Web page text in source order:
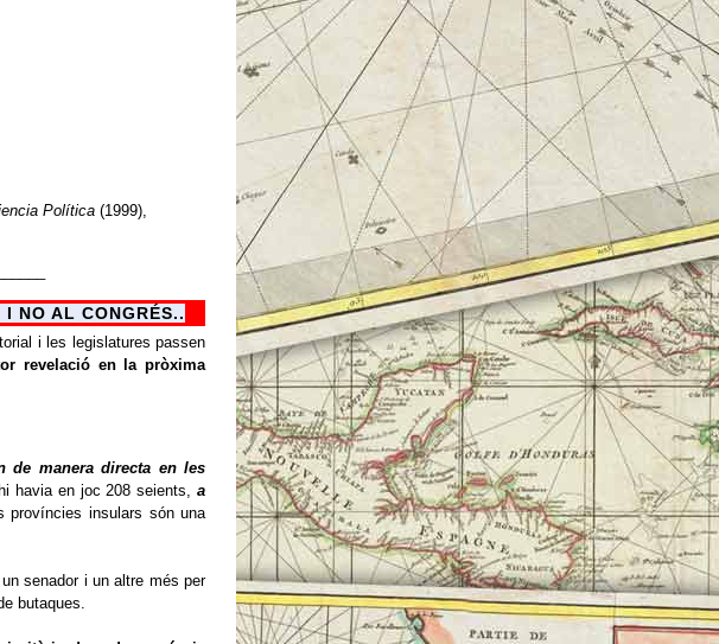
Política (1999),
NO AL CONGRÉS..
i les legislatures passen
revelació en la pròxima
de manera directa en les
havia en joc 208 seients, a
províncies insulars són una
senador i un altre més per
butaques.